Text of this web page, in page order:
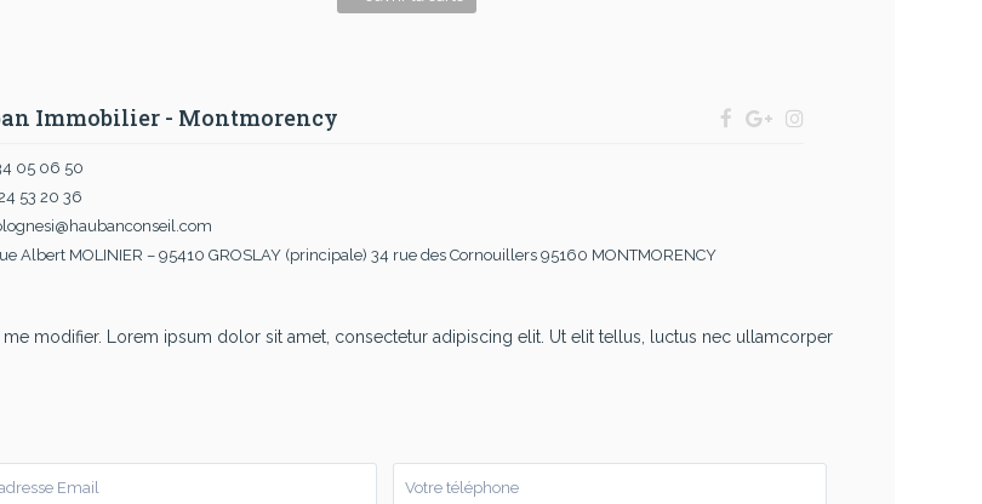
Immobilier - Montmorency
05 06 50
53 20 36
Albert MOLINIER – 95410 GROSLAY (principale) 34 rue des Cornouillers 95160 MONTMORENCY
modifier. Lorem ipsum dolor sit amet, consectetur adipiscing elit. Ut elit tellus, luctus nec ullamcorper